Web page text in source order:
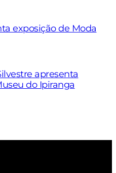
exposição de Moda
apresenta
do Ipiranga